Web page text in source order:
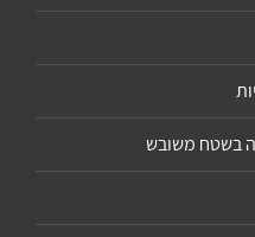
בשטח משובש